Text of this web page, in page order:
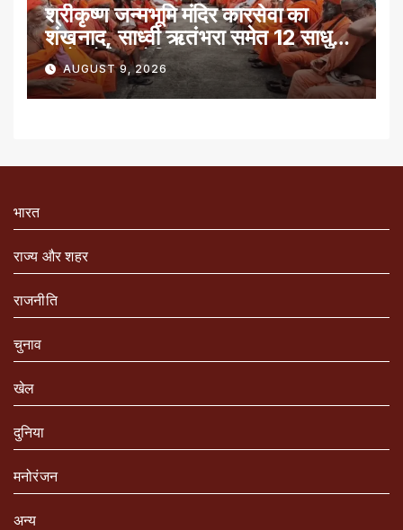
श्रीकृष्ण जन्मभूमि मंदिर कारसेवा का
शंखनाद, साध्वी ऋतंभरा समेत 12 साधु-
संतों को रेड नोटिस
AUGUST 9, 2026
भारत
राज्य और शहर
राजनीति
चुनाव
खेल
दुनिया
मनोरंजन
अन्य